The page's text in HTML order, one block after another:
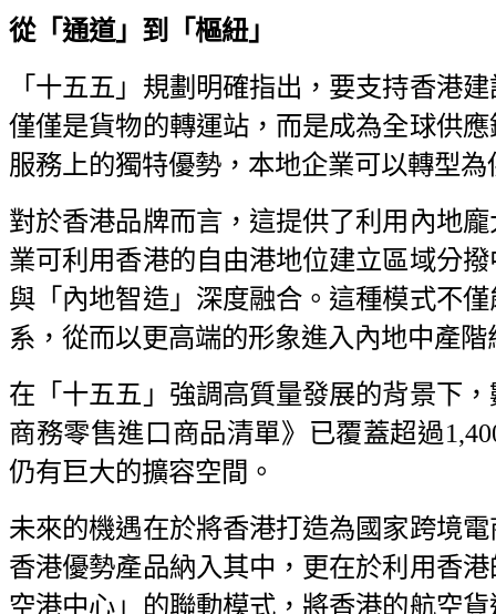
從「通道」到「樞紐」
「十五五」規劃明確指出，要支持香港
僅僅是貨物的轉運站，而是成為全球供
服務上的獨特優勢，本地企業可以轉型
對於香港品牌而言，這提供了利用內地
業可利用香港的自由港地位建立區域分
與「內地智造」深度融合。這種模式不
系，從而以更高端的形象進入內地中產
在「十五五」強調高質量發展的背景下
商務零售進口商品清單》已覆蓋超過
仍有巨大的擴容空間。
未來的機遇在於將香港打造為國家跨境
香港優勢產品納入其中，更在於利用香
空港中心」的聯動模式，將香港的航空